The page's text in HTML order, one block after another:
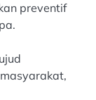
preventif